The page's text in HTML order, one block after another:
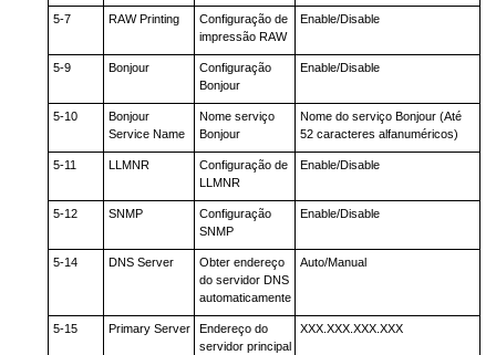
5-7 RAW Printing
Configuração de
impressão RAW
Enable/Disable
5-9 Bonjour
Configuração
Bonjour
Enable/Disable
5-10
Bonjour
Service Name
Nome serviço
Bonjour
Nome do serviço Bonjour (Até
52 caracteres alfanuméricos)
5-11 LLMNR
Configuração de
LLMNR
Enable/Disable
5-12 SNMP
Configuração
SNMP
Enable/Disable
5-14 DNS Server
Obter endereço
do servidor DNS
automaticamente
Auto/Manual
5-15 Primary Server
Endereço do
servidor principal
XXX.XXX.XXX.XXX